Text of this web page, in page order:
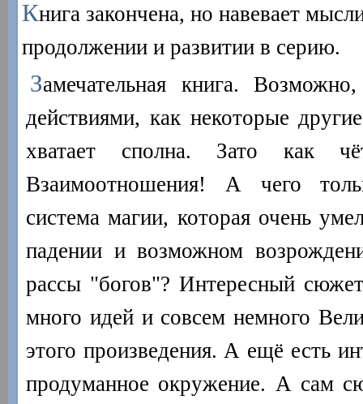
Книга закончена, но навевает
продолжении и развитии в серию.
Замечательная книга.
действиями, как некоторые
хватает сполна. Зато как
Взаимоотношения! А чего
система магии, которая очень
падении и возможном
рассы "богов"? Интересный
много идей и совсем немного
этого произведения. А ещё есть
продуманное окружение. А сам